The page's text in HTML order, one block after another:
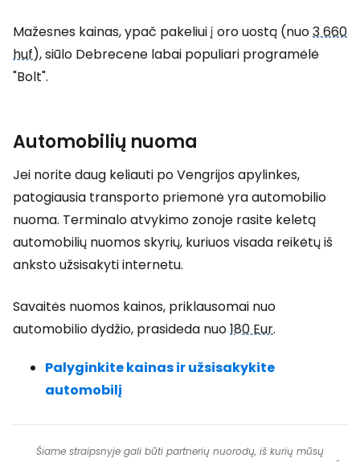
Mažesnes kainas, ypač pakeliui į oro uostą (nuo3 660
huf), siūlo Debrecene labai populiari programėlė
"Bolt".
Automobilių nuoma
Jei norite daug keliauti po Vengrijos apylinkes,
patogiausia transporto priemonė yra automobilio
nuoma. Terminalo atvykimo zonoje rasite keletą
automobilių nuomos skyrių, kuriuos visada reikėtų iš
anksto užsisakyti internetu.
Savaitės nuomos kainos, priklausomai nuo
automobilio dydžio, prasideda nuo180 Eur.
Palyginkite kainas ir užsisakykite
automobilį
Šiame straipsnyje gali būti partnerių nuorodų, iš kurių mūsų